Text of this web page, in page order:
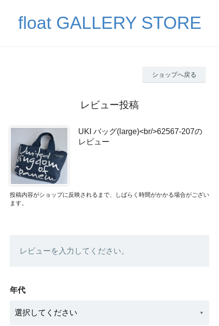
float GALLERY STORE
ショップへ戻る
レビュー投稿
UKI バッグ(large)<br/>62567-207の
レビュー
投稿内容がショップに反映されるまで、しばらく時間がかかる場合がござい
ます。
レビューを入力してください。
年代